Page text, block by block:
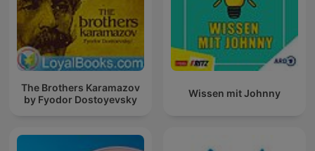
The Brothers Karamazov
by Fyodor Dostoyevsky
Wissen mit Johnny